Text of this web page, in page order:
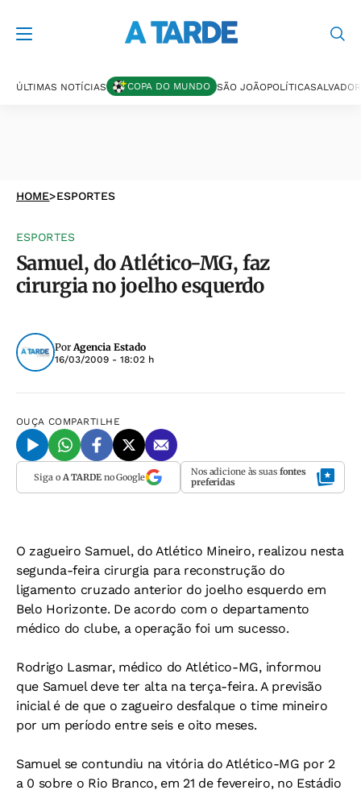
ÚLTIMAS NOTÍCIAS COPA DO MUNDO SÃO JOÃOPOLÍTICASALVADOR
HOME>ESPORTES
ESPORTES
Samuel, do Atlético-MG, faz
cirurgia no joelho esquerdo
PorAgencia Estado
16/03/2009 - 18:02 h
OUÇA COMPARTILHE
Siga o A TARDEno Google Nos adicione às suas fontes
preferidas
O zagueiro Samuel, do Atlético Mineiro, realizou nesta
segunda-feira cirurgia para reconstrução do
ligamento cruzado anterior do joelho esquerdo em
Belo Horizonte. De acordo com o departamento
médico do clube, a operação foi um sucesso.
Rodrigo Lasmar, médico do Atlético-MG, informou
que Samuel deve ter alta na terça-feira. A previsão
inicial é de que o zagueiro desfalque o time mineiro
por um período entre seis e oito meses.
Samuel se contundiu na vitória do Atlético-MG por 2
a 0 sobre o Rio Branco, em 21 de fevereiro, no Estádio